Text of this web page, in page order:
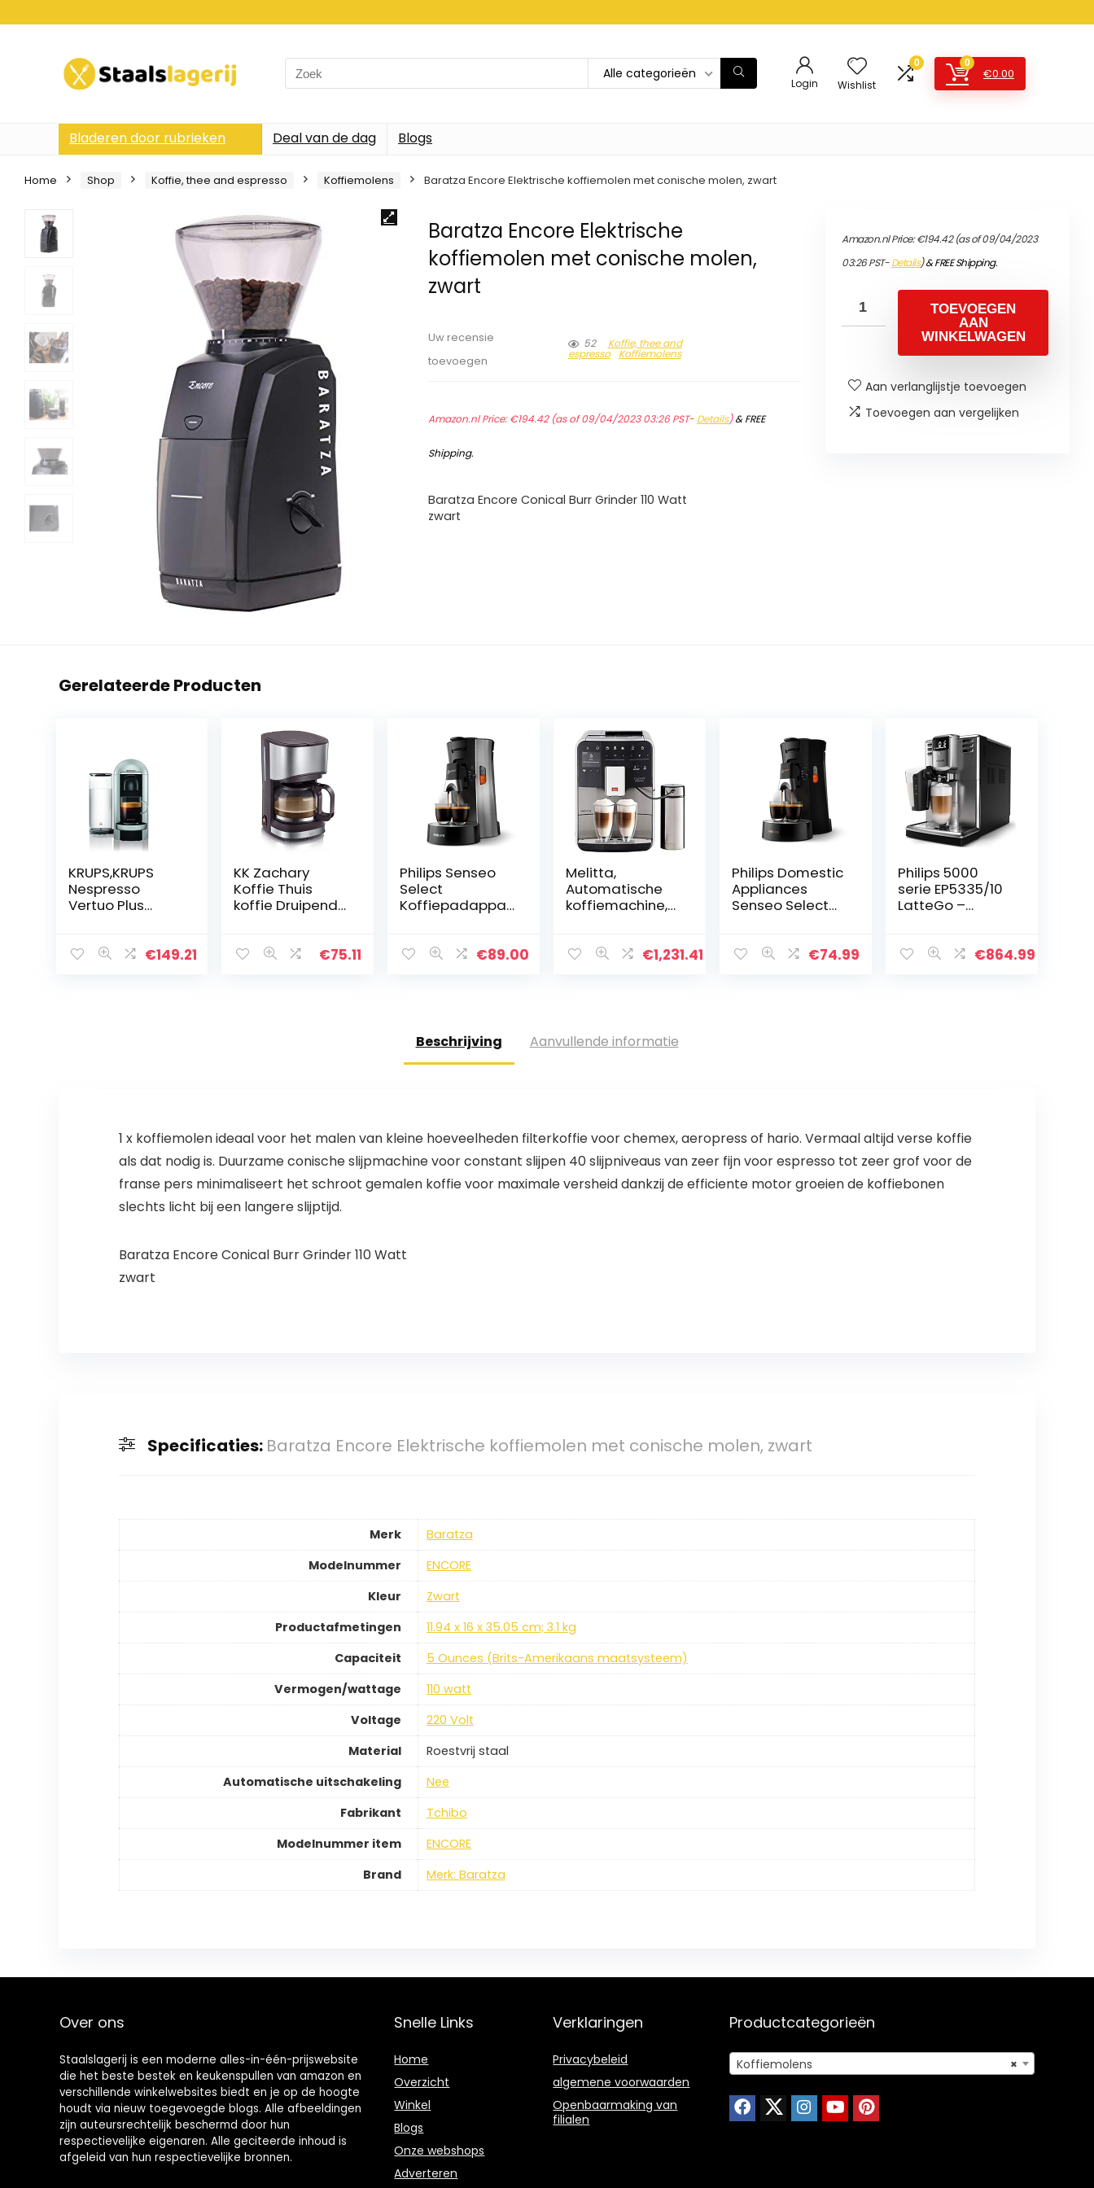
Search
for:
Alle categorieën
Login Wishlist
0 0
€0.00
Bladeren door rubrieken Deal van de dag Blogs
Home Shop Koffie, thee and espresso Koffiemolens Baratza Encore Elektrische koffiemolen met conische molen, zwart
Baratza Encore Elektrische
koffiemolen met conische molen,
zwart
Uw recensie
toevoegen
52 Koffie, thee and
espresso Koffiemolens
Amazon.nl Price:€194.42(as of 09/04/2023 03:26 PST- Details)&FREE
Shipping.
Baratza Encore Conical Burr Grinder 110 Watt
zwart
Amazon.nl Price:€194.42(as of 09/04/2023
03:26 PST-Details)&FREE Shipping.
TOEVOEGEN
AAN
WINKELWAGEN
Aan verlanglijstje toevoegen
Toevoegen aan vergelijken
Gerelateerde Producten
KRUPS,KRUPS
Nespresso
Vertuo Plus
ne – CENTRIFUSIE
€149.21
KK Zachary
Koffie Thuis
koffie Druipende
Thuiskantoor€75.11
Philips Senseo
Select
Koffiepadappar
(Mild, Sterk of
€89.00
Melitta,
Automatische
koffiemachine,
roestvrij staal
€1,231.41
Philips Domestic
Appliances
Senseo Select
Koffievariaties
€74.99
Philips 5000
serie EP5335/10
LatteGo –
€864.99
Beschrijving Aanvullende informatie
1 x koffiemolen ideaal voor het malen van kleine hoeveelheden filterkoffie voor chemex, aeropress of hario. Vermaal altijd verse koffie
als dat nodig is. Duurzame conische slijpmachine voor constant slijpen 40 slijpniveaus van zeer fijn voor espresso tot zeer grof voor de
franse pers minimaliseert het schroot gemalen koffie voor maximale versheid dankzij de efficiente motor groeien de koffiebonen
slechts licht bij een langere slijptijd.
Baratza Encore Conical Burr Grinder 110 Watt
zwart
Specificaties: Baratza Encore Elektrische koffiemolen met conische molen, zwart
Merk
Baratza
Modelnummer
ENCORE
Kleur
Zwart
Productafmetingen
11.94 x 16 x 35.05 cm; 3.1 kg
Capaciteit
5 Ounces (Brits-Amerikaans maatsysteem)
Vermogen/wattage
110 watt
Voltage
220 Volt
Material
Roestvrij staal
Automatische uitschakeling
Nee
Fabrikant
Tchibo
Modelnummer item
ENCORE
Brand
Merk: Baratza
Over ons
Staalslagerij is een moderne alles-in-één-prijswebsite
die het beste bestek en keukenspullen van amazon en
verschillende winkelwebsites biedt en je op de hoogte
houdt via nieuw toegevoegde blogs. Alle afbeeldingen
zijn auteursrechtelijk beschermd door hun
respectievelijke eigenaren. Alle geciteerde inhoud is
afgeleid van hun respectievelijke bronnen.
Snelle Links
Home
Overzicht
Winkel
Blogs
Onze webshops
Adverteren
Verklaringen
Privacybeleid
algemene voorwaarden
Openbaarmaking van
filialen
Productcategorieën
×
Koffiemolens